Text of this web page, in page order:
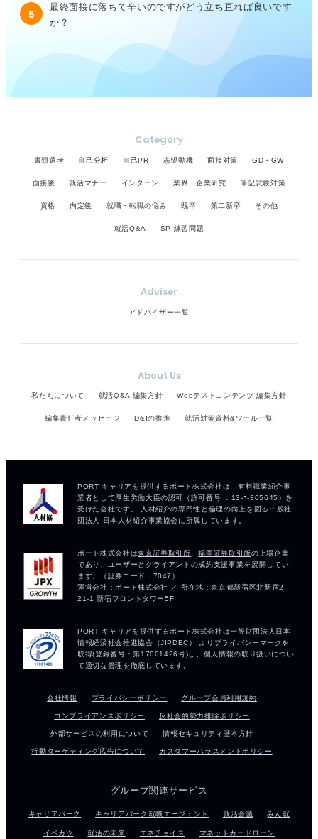
5
最終面接に落ちて辛いのですがどう立ち直れば良いです
か？
Category
書類選考 自己分析 自己PR 志望動機 面接対策 GD・GW
面接後 就活マナー インターン 業界・企業研究 筆記試験対策
資格 内定後 就職・転職の悩み 既卒 第二新卒 その他
就活Q&A SPI練習問題
Adviser
アドバイザー一覧
About Us
私たちについて 就活Q&A 編集方針 Webテストコンテンツ 編集方針
編集責任者メッセージ D&Iの推進 就活対策資料&ツール一覧
会社情報 プライバシーポリシー グループ会員利用規約
コンプライアンスポリシー 反社会的勢力排除ポリシー
外部サービスの利用について 情報セキュリティ基本方針
行動ターゲティング広告について カスタマーハラスメントポリシー